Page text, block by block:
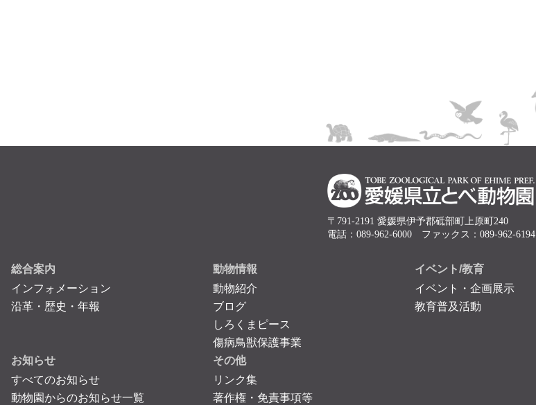
〒791-2191 愛媛県伊予郡砥部町上原町240
電話：089-962-6000 ファックス：089-962-6194
総合案内
インフォメーション
沿革・歴史・年報
動物情報
動物紹介
ブログ
しろくまピース
傷病鳥獣保護事業
イベント/教育
イベント・企画展示
教育普及活動
お知らせ
すべてのお知らせ
動物園からのお知らせ一覧
その他
リンク集
著作権・免責事項等